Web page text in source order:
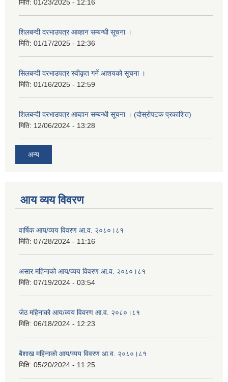
मिति: 01/23/2025 - 12:16
शिलबन्दी दरभाउपत्र आब्हान सम्बन्धी सूचना ।
मिति: 01/17/2025 - 12:36
सिलबन्दी दरभाउपत्र स्वीकृत गर्ने आशयको सूचना ।
मिति: 01/16/2025 - 12:59
शिलबन्दी दरभाउपत्र आब्हान सम्बन्धी सूचना । (दोस्रोपटक प्रकाशित)
मिति: 12/06/2024 - 13:28
अन्य
आय व्यय विवरण
वार्षिक आय/व्यय विवरण आ.व. २०८०।८१
मिति: 07/28/2024 - 11:16
असार महिनाको आय/व्यय विवरण आ.व. २०८०।८१
मिति: 07/19/2024 - 03:54
जेठ महिनाको आय/व्यय विवरण आ.व. २०८०।८१
मिति: 06/18/2024 - 12:23
बैशाख महिनाको आय/व्यय विवरण आ.व. २०८०।८१
मिति: 05/20/2024 - 11:25